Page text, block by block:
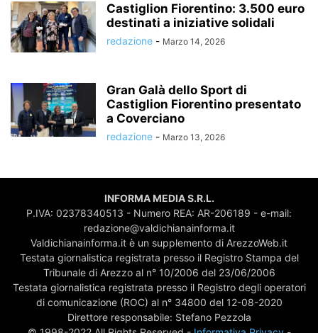
Castiglion Fiorentino: 3.500 euro
destinati a iniziative solidali
redazione - Marzo 14, 2026
Gran Galà dello Sport di
Castiglion Fiorentino presentato
a Coverciano
redazione - Marzo 13, 2026
INFORMA MEDIA S.R.L.
P.IVA: 02378340513 - Numero REA: AR-206189 - e-mail:
redazione@valdichianainforma.it
Valdichianainforma.it è un supplemento di ArezzoWeb.it
Testata giornalistica registrata presso il Registro Stampa del
Tribunale di Arezzo al n° 10/2006 del 23/06/2006
Testata giornalistica registrata presso il Registro degli operatori
di comunicazione (ROC) al n° 34800 del 12-08-2020
Direttore responsabile: Stefano Pezzola